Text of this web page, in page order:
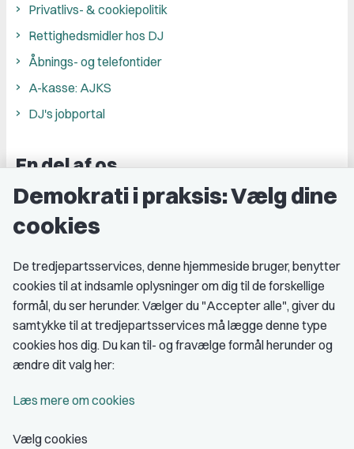
Privatlivs- & cookiepolitik
Rettighedsmidler hos DJ
Åbnings- og telefontider
A-kasse: AJKS
DJ's jobportal
En del af os
Grupper og kredse
Studenterorganisationer
Medlemskab
Fordele som medlem
Kontingent
Demokrati i praksis: Vælg dine
cookies
De tredjepartsservices, denne hjemmeside bruger, benytter
cookies til at indsamle oplysninger om dig til de forskellige
formål, du ser herunder. Vælger du "Accepter alle", giver du
samtykke til at tredjepartsservices må lægge denne type
cookies hos dig. Du kan til- og fravælge formål herunder og
ændre dit valg her:
Læs mere om cookies
Vælg cookies